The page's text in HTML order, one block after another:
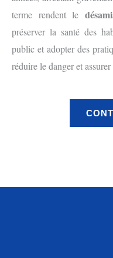
terme rendent le
préserver la santé des
public et adopter des
réduire le danger et